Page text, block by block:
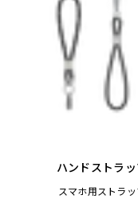
ハンドストラ
スマホ用ストラ